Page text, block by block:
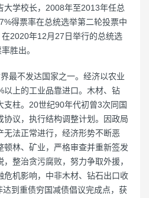
大学校长，2008年至2013年任总
得票率在总统选举第二轮投票中
2020年12月27日举行的总统选
胜出。
最不发达国家之一。经济以农业
以上的工业品靠进口。木材、钻
支柱。20世纪90年代初曾3次同国
协议，执行结构调整计划。因政局
无法正常进行，经济形势不断恶
顿林、矿业，严格审查并重新签发
整治贪污腐败，努力争取外援，
危机影响，中非木材、钻石出口收
到重债穷国减债倡议完成点，获